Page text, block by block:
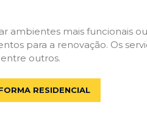
ambientes mais funcionais
para a renovação. Os
outros.
RESIDENCIAL